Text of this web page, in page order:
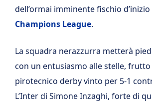
dell’ormai imminente fischio
Champions League.
La squadra nerazzurra metterà
con un entusiasmo alle stelle, frutto
pirotecnico derby vinto per 5-1
L’Inter di Simone Inzaghi, forte di